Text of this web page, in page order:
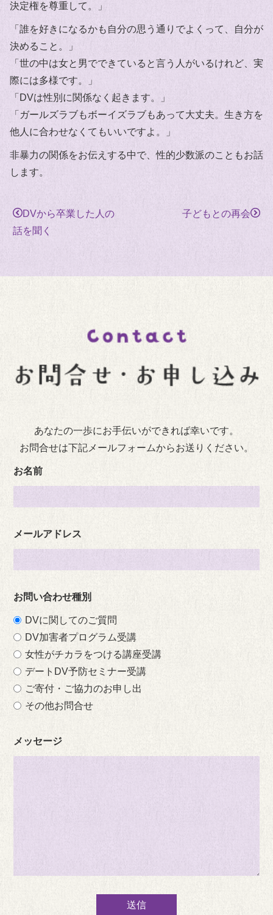
決定権を尊重して。」
「誰を好きになるかも自分の思う通りでよくって、自分が
決めること。」
「世の中は女と男でできていると言う人がいるけれど、実
際には多様です。」
「DVは性別に関係なく起きます。」
「ガールズラブもボーイズラブもあって大丈夫。生き方を
他人に合わせなくてもいいですよ。」
非暴力の関係をお伝えする中で、性的少数派のこともお話
します。
DVから卒業した人の
話を聞く
子どもとの再会
あなたの一歩にお手伝いができれば幸いです。
お問合せは下記メールフォームからお送りください。
お名前
メールアドレス
お問い合わせ種別
DVに関してのご質問
DV加害者プログラム受講
女性がチカラをつける講座受講
デートDV予防セミナー受講
ご寄付・ご協力のお申し出
その他お問合せ
メッセージ